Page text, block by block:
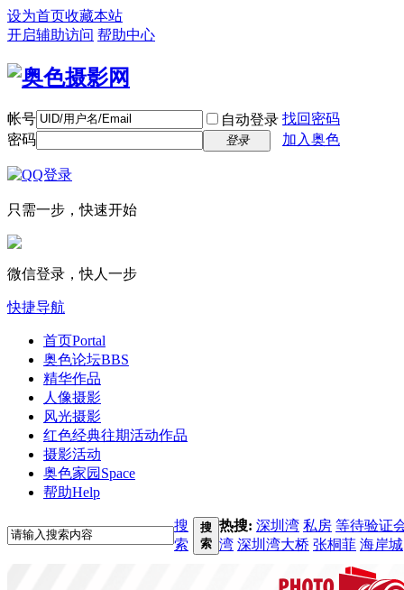
设为首页收藏本站
开启辅助访问 帮助中心
帐号 自动登录 找回密码
密码
登录 加入奥色
只需一步，快速开始
微信登录，快人一步
快捷导航
首页Portal
奥色论坛BBS
精华作品
人像摄影
风光摄影
红色经典往期活动作品
摄影活动
奥色家园 Space
帮助Help
搜
索
搜
索
热搜: 深圳湾 私房 等待验证
湾 深圳湾大桥 张桐菲 海岸城